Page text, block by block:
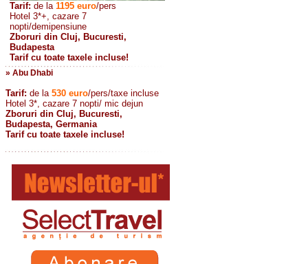
Tarif: de la 1195 euro/pers
Hotel 3*+, cazare 7
nopti/demipensiune
Zboruri din Cluj, Bucuresti,
Budapesta
Tarif cu toate taxele incluse!
» Abu Dhabi
Tarif: de la 530 euro/pers/taxe incluse
Hotel 3*, cazare 7 nopti/ mic dejun
Zboruri din Cluj, Bucuresti,
Budapesta, Germania
Tarif cu toate taxele incluse!